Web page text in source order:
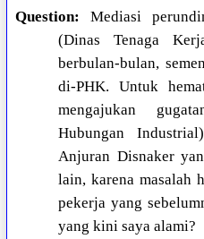
Question:
Mediasi
(Dinas Tenaga
berbulan-bulan,
di-PHK. Untuk
mengajukan
Hubungan
Anjuran Disnaker
lain, karena masalah
pekerja yang
yang kini saya alami?